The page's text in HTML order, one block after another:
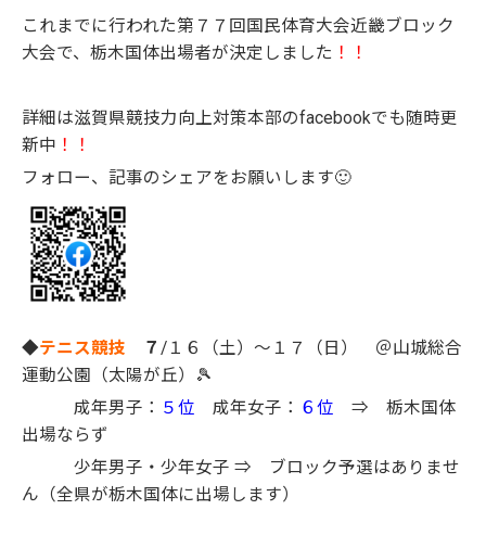
これまでに行われた第７７回国民体育大会近畿ブロック
大会で、栃木国体出場者が決定しました ！！
詳細は滋賀県競技力向上対策本部のfacebookでも随時更
新中 ！！
フォロー、記事のシェアをお願いします🙂
◆テニス競技 ７ /１６（土）～１７（日） ＠山城総合
運動公園（太陽が丘）🎾
成年男子： ５位 成年女子： ６位 ⇒ 栃木国体
出場ならず
少年男子・少年女子 ⇒ ブロック予選はありませ
ん（全県が栃木国体に出場します）